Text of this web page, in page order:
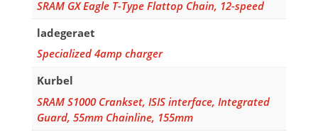
SRAM GX Eagle T-Type Flattop Chain, 12-speed
ladegeraet
Specialized 4amp charger
Kurbel
SRAM S1000 Crankset, ISIS interface, Integrated
Guard, 55mm Chainline, 155mm